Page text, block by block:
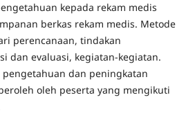
kepada rekam medis
berkas rekam medis. Metode
perencanaan, tindakan
dan evaluasi, kegiatan-kegiatan.
dan peningkatan
oleh peserta yang mengikuti